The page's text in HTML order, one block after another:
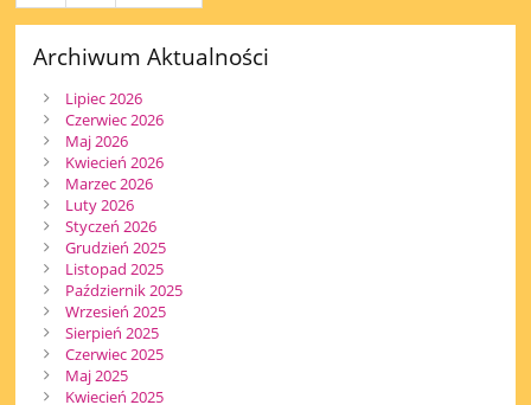
Archiwum Aktualności
Lipiec 2026
Czerwiec 2026
Maj 2026
Kwiecień 2026
Marzec 2026
Luty 2026
Styczeń 2026
Grudzień 2025
Listopad 2025
Październik 2025
Wrzesień 2025
Sierpień 2025
Czerwiec 2025
Maj 2025
Kwiecień 2025